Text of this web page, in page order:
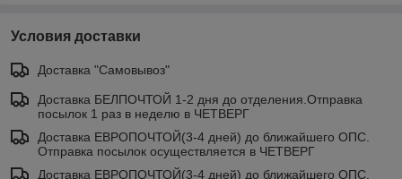
Условия доставки
Доставка "Самовывоз"
Доставка БЕЛПОЧТОЙ 1-2 дня до отделения.Отправка
посылок 1 раз в неделю в ЧЕТВЕРГ
Доставка ЕВРОПОЧТОЙ(3-4 дней) до ближайшего ОПС.
Отправка посылок осуществляется в ЧЕТВЕРГ
Доставка ЕВРОПОЧТОЙ(3-4 дней) до ближайшего ОПС.